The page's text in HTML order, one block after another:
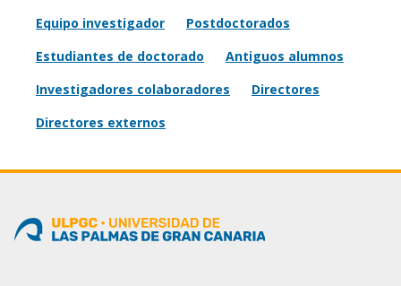
Equipo investigador
Postdoctorados
Estudiantes de doctorado
Antiguos alumnos
Investigadores colaboradores
Directores
Directores externos